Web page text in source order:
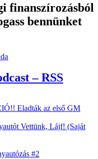
finanszírozásból
bennünket
– RSS
Eladták az első GM
Vettünk, Lájf! (Saját
#2